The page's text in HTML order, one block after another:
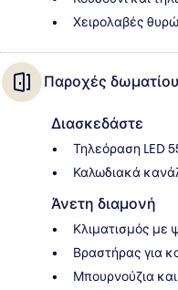
Χειρολαβές
Παροχές δωματίου
Διασκεδάστε
Τηλεόραση LED
Καλωδιακά
Άνετη διαμονή
Κλιματισμός με
Βραστήρας για
Μπουρνούζια